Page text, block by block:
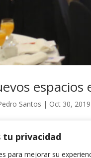
tu privacidad
para mejorar su
Santos | Oct 30, 2019
espacios en el retail
elEconomista. Esta